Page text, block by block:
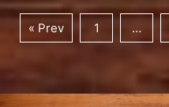
« Prev 1 …